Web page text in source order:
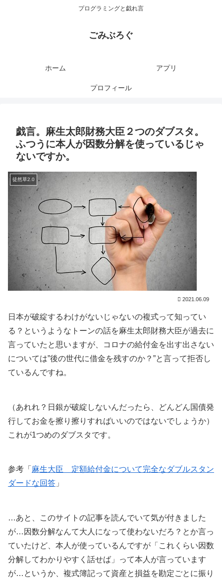
プログラミングと戯れ言
ごみぶろぐ
ホーム アプリ
プロフィール
戯言。麻生太郎財務大臣２つのダブスタ。
ふつうに本人が因数分解を使っているじゃ
ないですか。
徒然草2.0
2021.06.09
日本が破綻するわけがないじゃないの複式って知ってい
る？というようなトーンの話を麻生太郎財務大臣が過去に
言っていたと思いますが、コロナの給付金を出す出さない
については”後の世代に借金を残すのか？”と言って拒否し
ているんですね。
（あれれ？日銀が破綻しないんだったら、どんどん国債発
行してお金を擦り擦りすればいいのではないでしょうか）
これが1つめのダブスタです。
参考「 麻生大臣 定額給付金について完全なダブルスタン
ダードな回答 」
…あと、このサイトの記事を読んでいて気が付きました
が…因数分解なんて大人になって使わないだろ？とか言っ
ていたけど、本人が使っているんですが「これくらい因数
分解してわかりやすく話せば」って本人が言っています
が…というか、複式簿記って資産と損益を勘定ごとに振り